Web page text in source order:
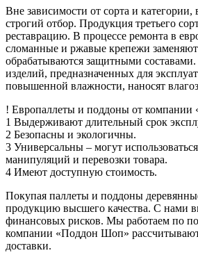
Вне зависимости от сорта и категории,
строгий отбор. Продукция третьего
реставрацию. В процессе ремонта в
сломанные и ржавые крепежи
обрабатываются защитными
изделий, предназначенных для
повышенной влажности, наносят
! Европаллеты и поддоны от
1 Выдерживают длительный срок
2 Безопасны и экологичны.
3 Универсальны – могут
манипуляций и перевозки товара.
4 Имеют доступную стоимость.
Покупая паллеты и поддоны
продукцию высшего качества. С нами
финансовых рисков. Мы работаем по
компании «Поддон Шоп»
доставки.